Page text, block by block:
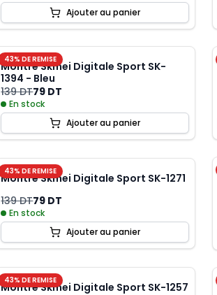
Ajouter au panier
43% DE REMISE
Montre Skmei Digitale Sport SK-
1394 - Bleu
139 DT79 DT
En stock
Ajouter au panier
43% DE REMISE
Montre Skmei Digitale Sport SK-1271
139 DT79 DT
En stock
Ajouter au panier
43% DE REMISE
Montre Skmei Digitale Sport SK-1257